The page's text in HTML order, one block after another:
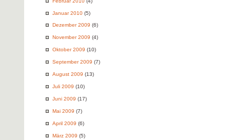
Januar 2010 (5)
Dezember 2009 (6)
November 2009 (4)
Oktober 2009 (10)
September 2009 (7)
August 2009 (13)
Juli 2009 (10)
Juni 2009 (17)
Mai 2009 (7)
April 2009 (6)
März 2009 (5)